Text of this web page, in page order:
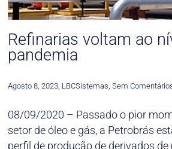
Refinarias voltam ao
pandemia
Agosto 8, 2023, LBCSistemas, Sem
08/09/2020 – Passado o pior
setor de óleo e gás, a Petrobrás
perfil de produção de derivados